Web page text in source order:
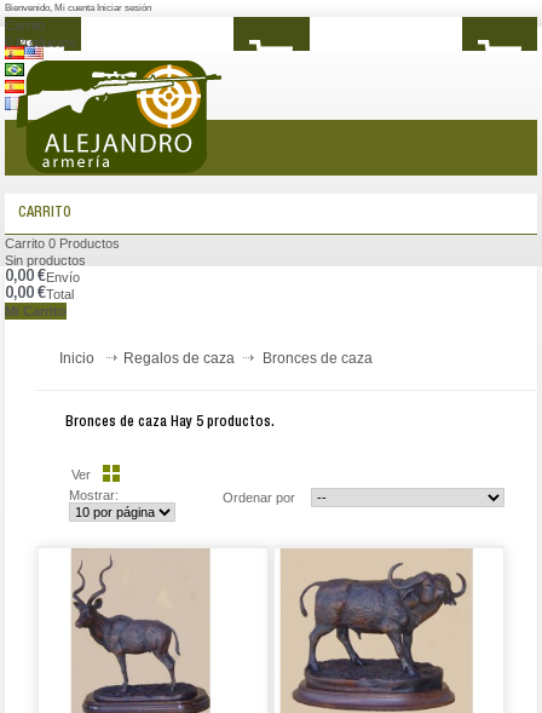
Bienvenido, Mi cuenta Iniciar sesión
Carrito
0 Productos
MENÚ
CARRITO
Carrito 0 Productos
Sin productos
0,00 €Envío
0,00 €Total
Mi Carrito
Inicio Regalos de caza Bronces de caza
Bronces de caza Hay 5 productos.
Ver
Ordenar por
Mostrar: